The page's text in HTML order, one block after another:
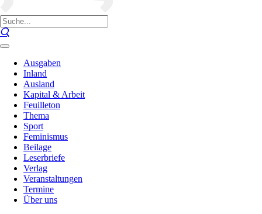
Ausgaben
Inland
Ausland
Kapital & Arbeit
Feuilleton
Thema
Sport
Feminismus
Beilage
Leserbriefe
Verlag
Veranstaltungen
Termine
Über uns